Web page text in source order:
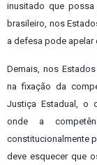
inusitado que
brasileiro, nos
a defesa pode
Demais, nos
na fixação da
Justiça Estadual, o
onde a
constitucionalmente
deve esquecer que